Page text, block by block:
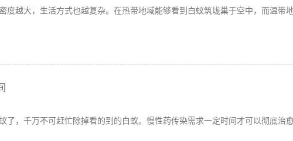
度越大，生活方式也越复杂。在热带地域能够看到白蚁筑垅巢于空中，而温带
了，千万不可赶忙除掉看的到的白蚁。慢性药传染需求一定时间才可以彻底治